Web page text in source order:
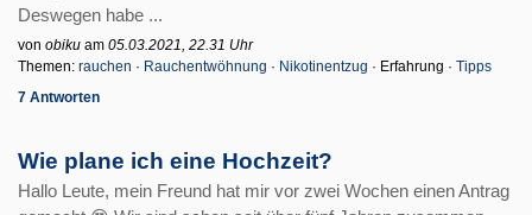
Deswegen habe ...
von obiku am 05.03.2021, 22.31 Uhr
Themen: rauchen · Rauchentwöhnung · Nikotinentzug · Erfahrung · Tipps
7 Antworten
Wie plane ich eine Hochzeit?
Hallo Leute, mein Freund hat mir vor zwei Wochen einen Antrag